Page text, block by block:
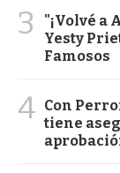
3
"¡Volvé a
Yesty
Famosos
4 Con
tiene